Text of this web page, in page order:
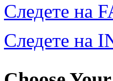
Следете на
Следете на